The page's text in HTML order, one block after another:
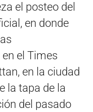
el posteo del
en donde
el Times
en la ciudad
la tapa de la
del pasado